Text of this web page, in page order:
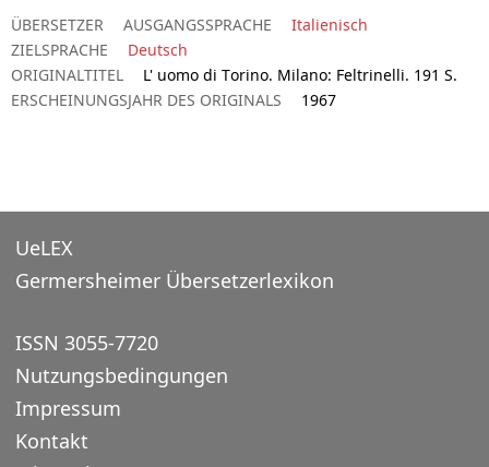
ÜBERSETZER AUSGANGSSPRACHE
Italienisch
ZIELSPRACHE
Deutsch
ORIGINALTITEL
L' uomo di Torino. Milano: Feltrinelli. 191 S.
ERSCHEINUNGSJAHR DES ORIGINALS
1967
UeLEX
Germersheimer Übersetzerlexikon
ISSN 3055-7720
Nutzungsbedingungen
Impressum
Kontakt